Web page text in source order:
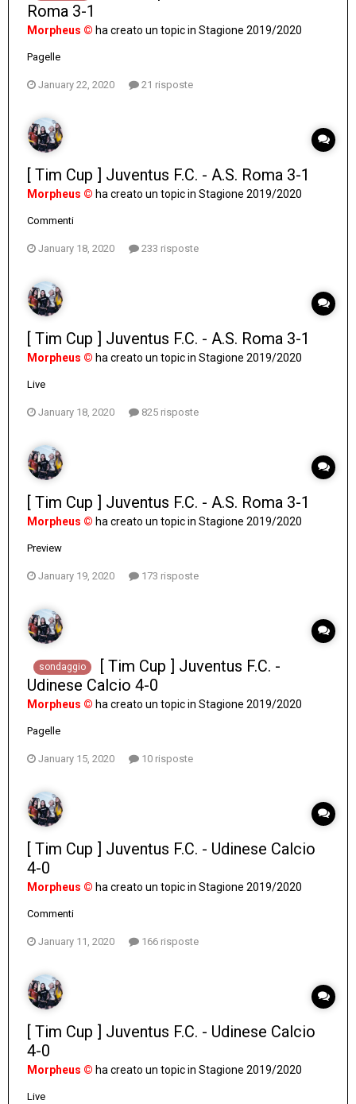
Roma 3-1
Morpheus © ha creato un topic in Stagione 2019/2020
Pagelle
January 22, 2020 21 risposte
[ Tim Cup ] Juventus F.C. - A.S. Roma 3-1
Morpheus © ha creato un topic in Stagione 2019/2020
Commenti
January 18, 2020 233 risposte
[ Tim Cup ] Juventus F.C. - A.S. Roma 3-1
Morpheus © ha creato un topic in Stagione 2019/2020
Live
January 18, 2020 825 risposte
[ Tim Cup ] Juventus F.C. - A.S. Roma 3-1
Morpheus © ha creato un topic in Stagione 2019/2020
Preview
January 19, 2020 173 risposte
sondaggio
[ Tim Cup ] Juventus F.C. -
Udinese Calcio 4-0
Morpheus © ha creato un topic in Stagione 2019/2020
Pagelle
January 15, 2020 10 risposte
[ Tim Cup ] Juventus F.C. - Udinese Calcio
4-0
Morpheus © ha creato un topic in Stagione 2019/2020
Commenti
January 11, 2020 166 risposte
[ Tim Cup ] Juventus F.C. - Udinese Calcio
4-0
Morpheus © ha creato un topic in Stagione 2019/2020
Live